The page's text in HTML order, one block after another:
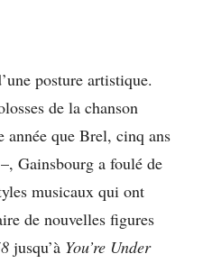
posture artistique.
de la chanson
année que Brel, cinq ans
Gainsbourg a foulé de
musicaux qui ont
de nouvelles figures
jusqu’à You’re Under